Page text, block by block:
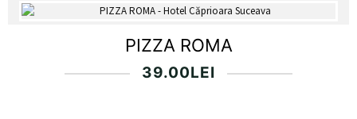
PIZZA ROMA
39.00LEI